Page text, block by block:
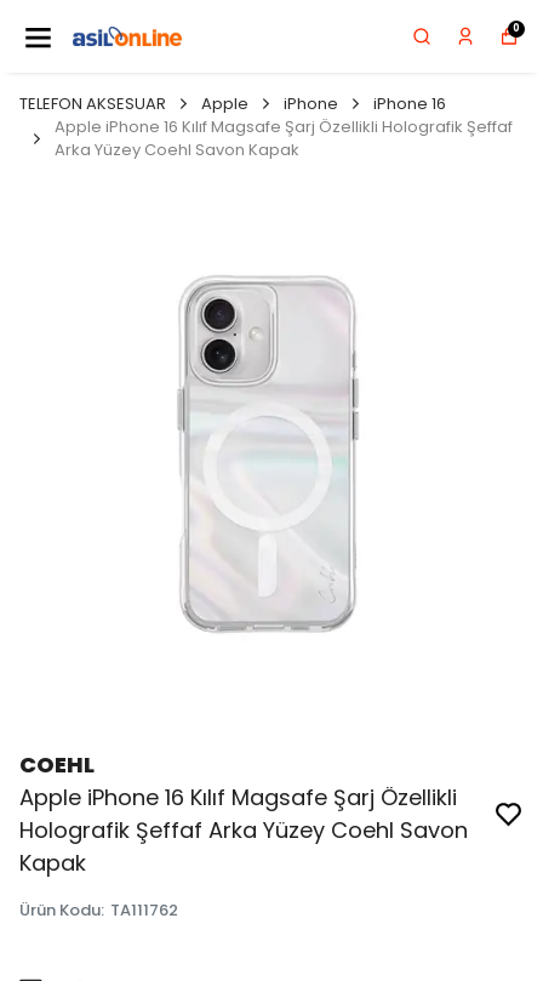
0
TELEFON AKSESUAR Apple iPhone
iPhone 16
Apple iPhone 16 Kılıf Magsafe Şarj Özellikli Holografik Şeffaf
Arka Yüzey Coehl Savon Kapak
COEHL
Apple iPhone 16 Kılıf Magsafe Şarj Özellikli
Holografik Şeffaf Arka Yüzey Coehl Savon
Kapak
Ürün Kodu: TA111762